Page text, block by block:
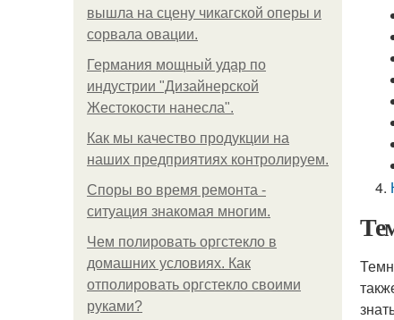
вышла на сцену чикагской оперы и
сорвала овации.
Германия мощный удар по
индустрии "Дизайнерской
Жестокости нанесла".
Как мы качество продукции на
наших предприятиях контролируем.
Споры во время ремонта -
ситуация знакомая многим.
Чем полировать оргстекло в
домашних условиях. Как
отполировать оргстекло своими
руками?